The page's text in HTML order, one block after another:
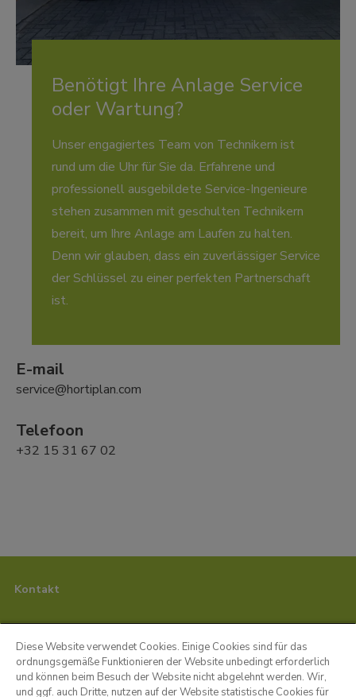
Benötigt Ihre Anlage Service
oder Wartung?
Unser engagiertes Team von Technikern ist
rund um die Uhr für Sie da. Erfahrene und
professionell ausgebildete Service-Ingenieure
stehen zusammen mit geschulten Technikern
bereit, um Ihre Anlage am Laufen zu halten.
Denn wir glauben, dass ein zuverlässiger Service
der Schlüssel zu einer perfekten Partnerschaft
ist.
E-mail
service@hortiplan.com
Telefoon
+32 15 31 67 02
Kontakt
Hortiplan BV
Diese Website verwendet Cookies. Einige Cookies sind für das
ordnungsgemäße Funktionieren der Website unbedingt erforderlich
und können beim Besuch der Website nicht abgelehnt werden. Wir,
und ggf. auch Dritte, nutzen auf der Website statistische Cookies für